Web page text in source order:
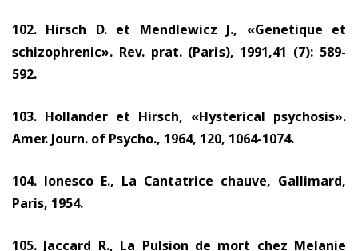
102. Hirsch D. et Mendlewicz J., «Genetique et
schizophrenic». Rev. prat. (Paris), 1991,41 (7): 589-
592.
103. Hollander et Hirsch, «Hysterical psychosis».
Amer. Journ. of Psycho., 1964, 120, 1064-1074.
104. lonesco E., La Cantatrice chauve, Gallimard,
Paris, 1954.
105. Jaccard R., La Pulsion de mort chez Melanie